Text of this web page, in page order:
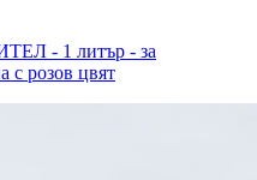
- 1 литър - за
с розов цвят